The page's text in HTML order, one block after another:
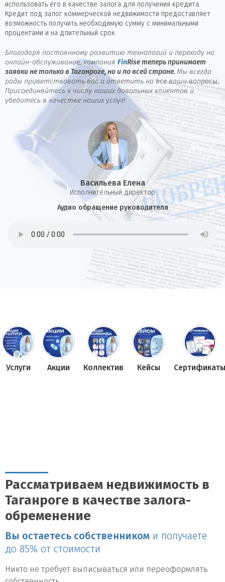
использовать его в качестве залога для получения кредита.
Кредит под залог коммерческой недвижимости предоставляет
возможность получить необходимую сумму с минимальными
процентами и на длительный срок.
Благодаря постоянному развитию технологий и переходу на
онлайн-обслуживание, компания FinRise теперь принимает
заявки не только в Таганроге, но и по всей стране. Мы всегда
рады приветствовать вас и ответить на все ваши вопросы.
Присоединяйтесь к числу наших довольных клиентов и
убедитесь в качестве наших услуг!
Васильева Елена
И сполнительный директор
Аудио обращение руководителя
Услуги Акции Коллектив Кейсы Сертификаты
Рассматриваем недвижимость в
Таганроге в качестве залога-
обременение
Вы остаетесь собственником и получаете
до 85% от стоимости
Никто не требует выписываться или переоформлять